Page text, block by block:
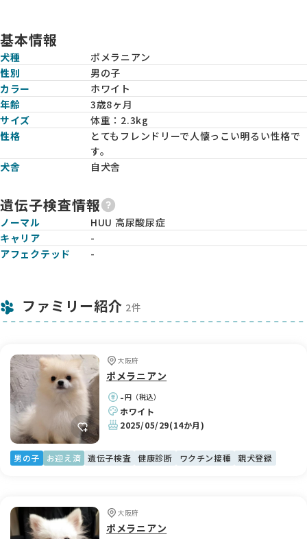
基本情報
犬種
ポメラニアン
性別
男の子
カラー
ホワイト
年齢
3歳8ヶ月
サイズ
体重： 2.3kg
性格
とてもフレンドリーで人懐っこい明るい性格で
す。
犬舎
自犬舎
遺伝子検査情報
ノーマル
HUU 高尿酸尿症
キャリア
-
アフェクテッド
-
ファミリー紹介 2件
大阪府
ポメラニアン
-円（税込）
ホワイト
2025/05/29(14か月)
男の子 お迎え済 遺伝子検査 健康診断 ワクチン接種 親犬登録
大阪府
ポメラニアン